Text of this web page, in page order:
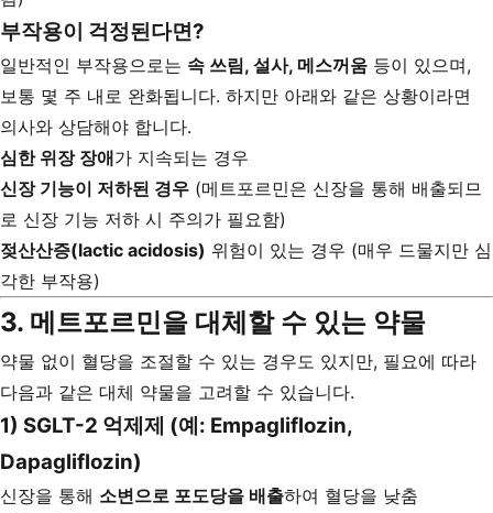
부작용이 걱정된다면?
일반적인 부작용으로는 속 쓰림, 설사, 메스꺼움 등이 있으며,
보통 몇 주 내로 완화됩니다. 하지만 아래와 같은 상황이라면
의사와 상담해야 합니다.
심한 위장 장애가 지속되는 경우
신장 기능이 저하된 경우 (메트포르민은 신장을 통해 배출되므
로 신장 기능 저하 시 주의가 필요함)
젖산산증(lactic acidosis) 위험이 있는 경우 (매우 드물지만 심
각한 부작용)
3. 메트포르민을 대체할 수 있는 약물
약물 없이 혈당을 조절할 수 있는 경우도 있지만, 필요에 따라
다음과 같은 대체 약물을 고려할 수 있습니다.
1) SGLT-2 억제제 (예: Empagliflozin,
Dapagliflozin)
신장을 통해 소변으로 포도당을 배출하여 혈당을 낮춤